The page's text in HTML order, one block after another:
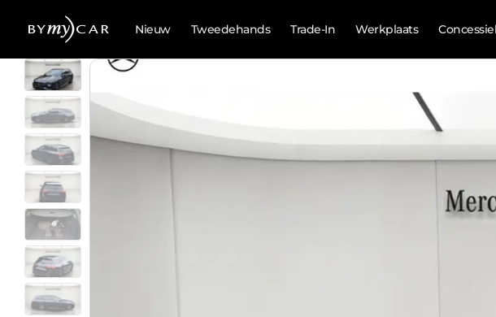
Nieuw Tweedehands Trade-In Werkplaats